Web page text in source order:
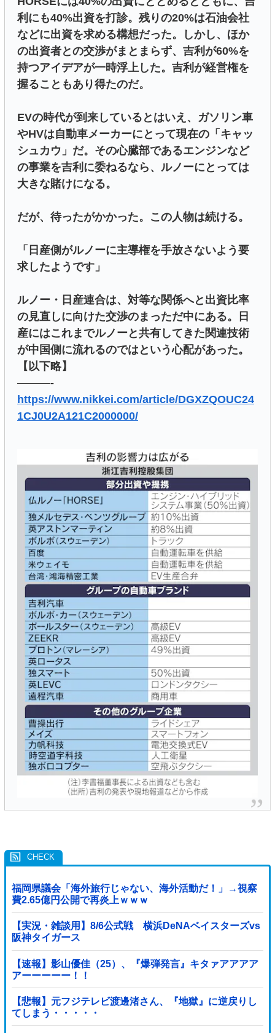
利にも40%出資を打診。残りの20%は石油会社
などに出資を求める構想だった。しかし、ほか
の出資者との交渉がまとまらず、吉利が60%を
持つアイデアが一時浮上した。吉利が経営権を
握ることもあり得たのだ。
EVの時代が到来しているとはいえ、ガソリン車
やHVは自動車メーカーにとって現在の「キャッ
シュカウ」だ。その心臓部であるエンジンなど
の事業を吉利に委ねるなら、ルノーにとっては
大きな賭けになる。
だが、待ったがかかった。この人物は続ける。
「日産側がルノーに主導権を手放さないよう要
求したようです」
ルノー・日産連合は、対等な関係へと出資比率
の見直しに向けた交渉のまっただ中にある。日
産にはこれまでルノーと共有してきた関連技術
が中国側に流れるのではという心配があった。
【以下略】
———-
https://www.nikkei.com/article/DGXZQOUC24
1CJ0U2A121C2000000/
福岡県議会「海外旅行じゃない、海外活動だ！」→視察
費2.65億円公開で再炎上ｗｗｗ
【実況・雑談用】8/6公式戦 横浜DeNAベイスターズvs
阪神タイガース
【速報】影山優佳（25）、『爆弾発言』キタァアアアア
アーーーーー！！
【悲報】元フジテレビ渡邊渚さん、『地獄』に逆戻りし
てしまう・・・・・